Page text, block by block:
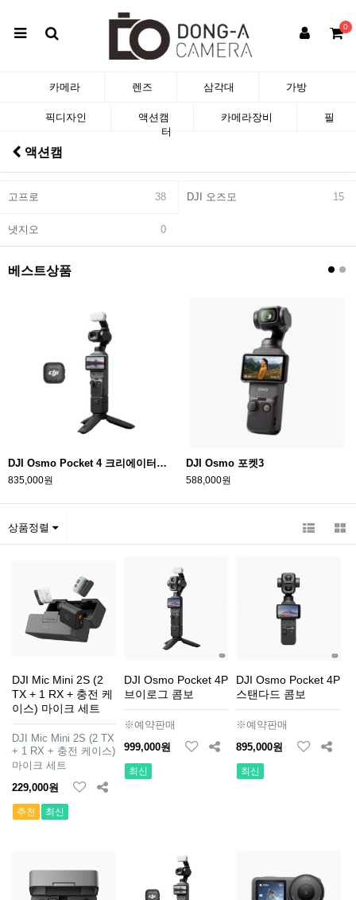
0
카메라 렌즈 삼각대 가방
픽디자인 액션캠 카메라장비
필
터
액션캠
고프로 38 DJI 오즈모 15
냇지오 0
베스트상품
DJI Osmo Pocket 4 크리에이터콤보 액션캠
835,000원
DJI Osmo 포켓3
588,000원
상품정렬
DJI Mic Mini 2S (2
TX + 1 RX + 충전 케
이스) 마이크 세트
DJI Mic Mini 2S (2 TX
+ 1 RX + 충전 케이스)
마이크 세트
229,000원
추천 최신
DJI Osmo Pocket 4P
브이로그 콤보
※예약판매
999,000원
최신
DJI Osmo Pocket 4P
스탠다드 콤보
※예약판매
895,000원
최신